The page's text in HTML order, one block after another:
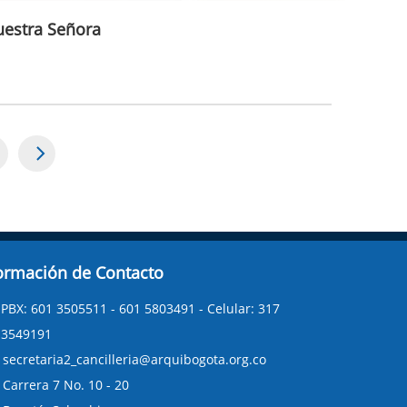
Señora
de Contacto
PBX: 601 3505511 - 601 5803491 - Celular: 317
3549191
secretaria2_cancilleria@arquibogota.org.co
Carrera 7 No. 10 - 20